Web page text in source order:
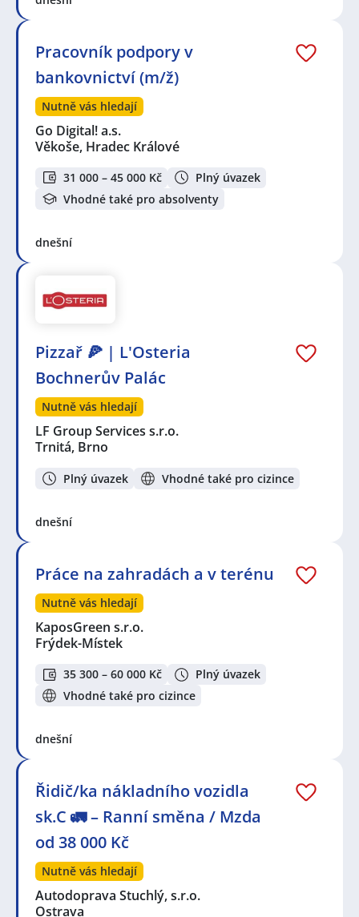
Pracovník podpory v
bankovnictví (m/ž)
Nutně vás hledají
Go Digital! a.s.
Věkoše, Hradec Králové
31 000 – 45 000 Kč
Plný úvazek
Vhodné také pro absolventy
dnešní
Pizzař 🍕 | L'Osteria
Bochnerův Palác
Nutně vás hledají
LF Group Services s.r.o.
Trnitá, Brno
Plný úvazek Vhodné také pro cizince
dnešní
Práce na zahradách a v terénu
Nutně vás hledají
KaposGreen s.r.o.
Frýdek-Místek
35 300 – 60 000 Kč
Plný úvazek
Vhodné také pro cizince
dnešní
Řidič/ka nákladního vozidla
sk.C 🚛 – Ranní směna / Mzda
od 38 000 Kč
Nutně vás hledají
Autodoprava Stuchlý, s.r.o.
Ostrava